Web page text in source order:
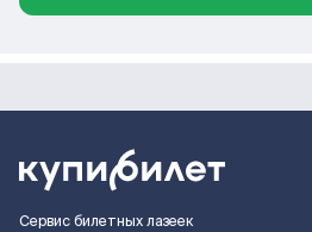
Сервис билетных лазеек